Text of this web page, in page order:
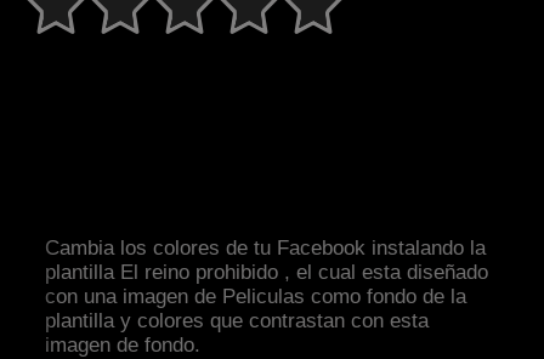
Cambia los colores de tu Facebook instalando la
plantilla El reino prohibido , el cual esta diseñado
con una imagen de Peliculas como fondo de la
plantilla y colores que contrastan con esta
imagen de fondo.